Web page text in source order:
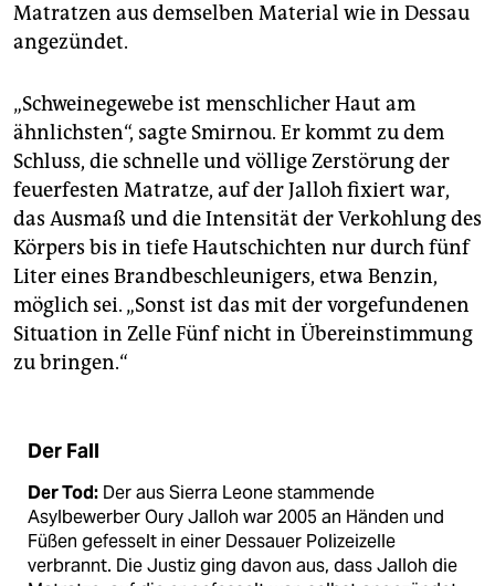
Matratzen aus demselben Material wie in Dessau
angezündet.
„Schweinegewebe ist menschlicher Haut am
ähnlichsten“, sagte Smirnou. Er kommt zu dem
Schluss, die schnelle und völlige Zerstörung der
feuerfesten Matratze, auf der Jalloh fixiert war,
das Ausmaß und die Intensität der Verkohlung des
Körpers bis in tiefe Hautschichten nur durch fünf
Liter eines Brandbeschleunigers, etwa Benzin,
möglich sei. „Sonst ist das mit der vorgefundenen
Situation in Zelle Fünf nicht in Übereinstimmung
zu bringen.“
Der Fall
Der Tod: Der aus Sierra Leone stammende
Asylbewerber Oury Jalloh war 2005 an Händen und
Füßen gefesselt in einer Dessauer Polizeizelle
verbrannt. Die Justiz ging davon aus, dass Jalloh die